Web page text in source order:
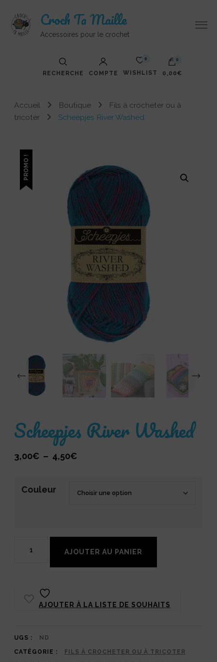
Croch Ta Maille
Accessoires pour le crochet
RECHERCHE COMPTE
0
WISHLIST
0
0,00€
Votre panier est vide.
Accueil Boutique
Fils à crocheter ou à
tricoter
Scheepjes River Washed
PROMO !
‹
Scheepjes River Washed
3,00€ – 4,50€
3,00€
Couleur
River
Washed
AJOUTER AU PANIER
AJOUTER À LA LISTE DE SOUHAITS
UGS : ND
CATÉGORIE : FILS À CROCHETER OU À TRICOTER